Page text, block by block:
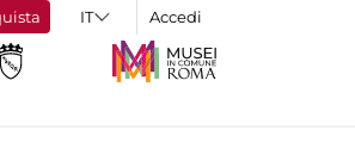
Accedi